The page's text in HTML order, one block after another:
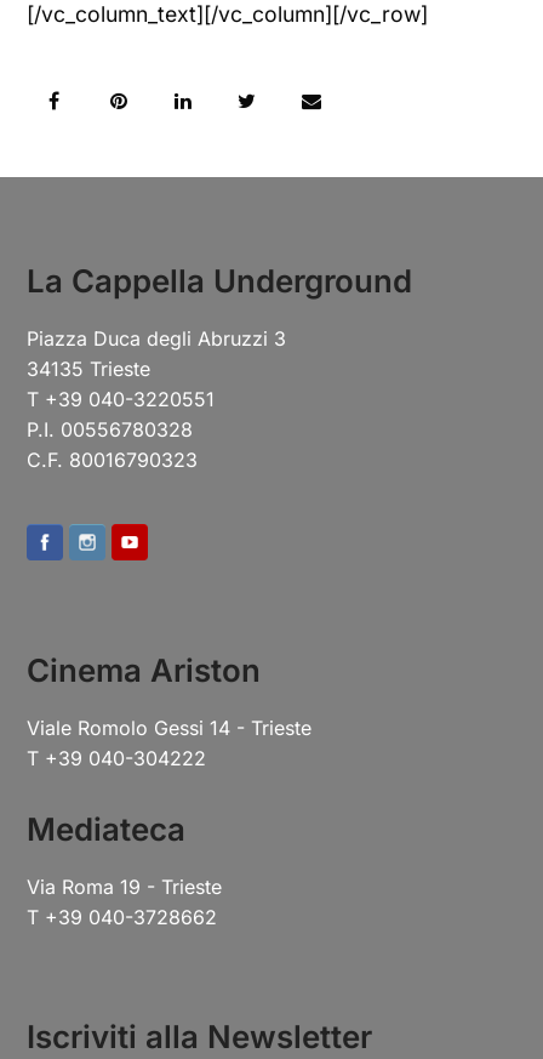
[/vc_column_text][/vc_column][/vc_row]
La Cappella Underground
Piazza Duca degli Abruzzi 3
34135 Trieste
T +39 040-3220551
P.I. 00556780328
C.F. 80016790323
Cinema Ariston
Viale Romolo Gessi 14 - Trieste
T +39 040-304222
Mediateca
Via Roma 19 - Trieste
T +39 040-3728662
Iscriviti alla Newsletter